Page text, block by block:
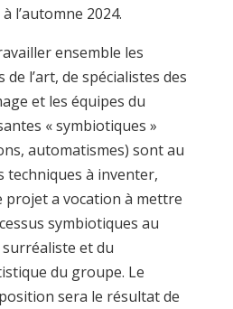
l’automne 2024.
ensemble les
de l’art, de spécialistes des
et les équipes du
« symbiotiques »
automatismes) sont au
à inventer,
projet a vocation à mettre
symbiotiques au
surréaliste et du
du groupe. Le
sera le résultat de